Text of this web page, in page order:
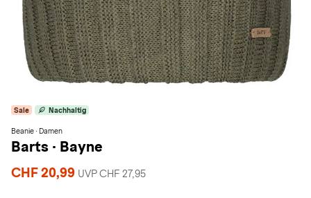
Sale Nachhaltig
Beanie · Damen
Barts · Bayne
CHF 20,99 UVP CHF 27,95